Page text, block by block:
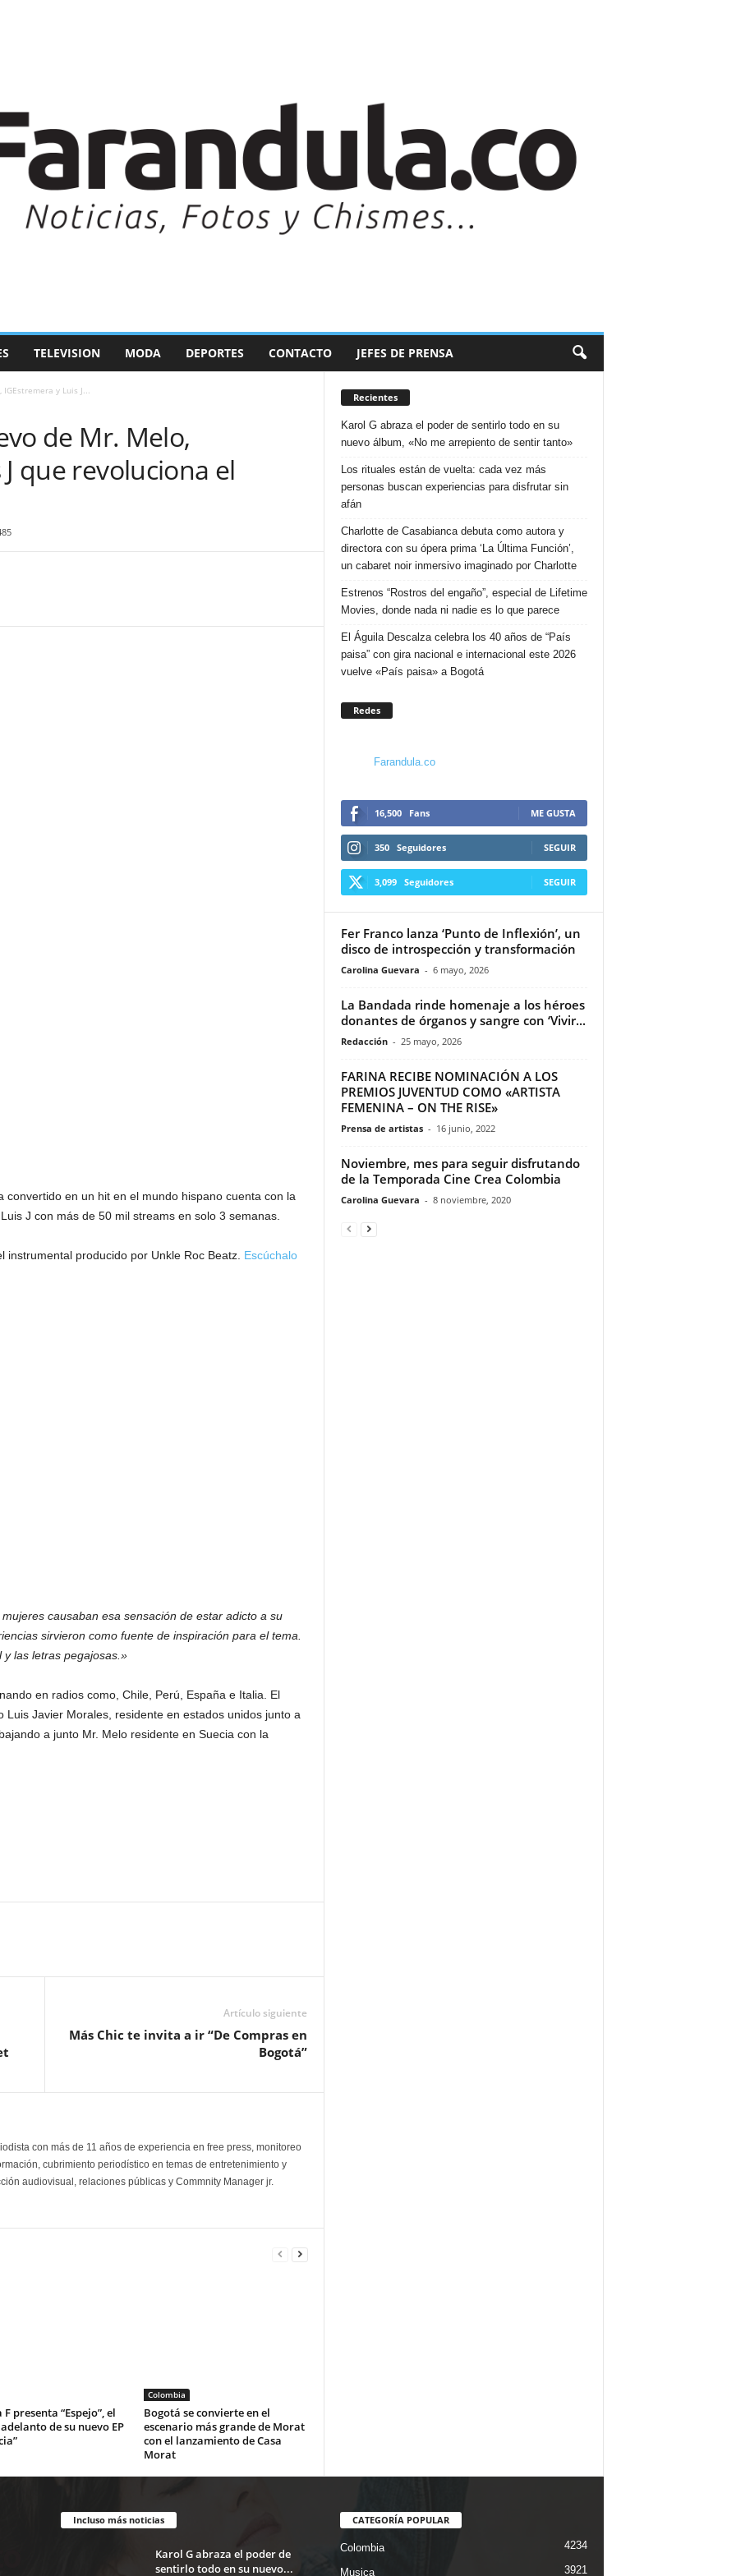
TELEVISION MODA DEPORTES CONTACTO JEFES DE PRENSA
y Luis J...
de Mr. Melo,
que revoluciona el
convertido en un hit en el mundo hispano cuenta con la
J con más de 50 mil streams en solo 3 semanas.
instrumental producido por Unkle Roc Beatz. Escúchalo
causaban esa sensación de estar adicto a su
sirvieron como fuente de inspiración para el tema.
y las letras pegajosas.»
en radios como, Chile, Perú, España e Italia. El
Javier Morales, residente en estados unidos junto a
a junto Mr. Melo residente en Suecia con la
Artículo siguiente
Más Chic te invita a ir “De Compras en
Bogotá”
con más de 11 años de experiencia en free press, monitoreo
cubrimiento periodístico en temas de entretenimiento y
audiovisual, relaciones públicas y Commnity Manager jr.
F presenta “Espejo”, el
de su nuevo EP
Colombia
Bogotá se convierte en el
escenario más grande de Morat
con el lanzamiento de Casa
Morat
Recientes
Karol G abraza el poder de sentirlo todo en su
nuevo álbum, «No me arrepiento de sentir tanto»
Los rituales están de vuelta: cada vez más
personas buscan experiencias para disfrutar sin
afán
Charlotte de Casabianca debuta como autora y
directora con su ópera prima ‘La Última Función’,
un cabaret noir inmersivo imaginado por Charlotte
Estrenos “Rostros del engaño”, especial de Lifetime
Movies, donde nada ni nadie es lo que parece
El Águila Descalza celebra los 40 años de “País
paisa” con gira nacional e internacional este 2026
vuelve «País paisa» a Bogotá
Redes
Farandula.co
16,500 Fans ME GUSTA
350 Seguidores SEGUIR
3,099 Seguidores SEGUIR
Fer Franco lanza ‘Punto de Inflexión’, un
disco de introspección y transformación
Carolina Guevara - 6 mayo, 2026
La Bandada rinde homenaje a los héroes
donantes de órganos y sangre con ‘Vivir...
Redacción - 25 mayo, 2026
FARINA RECIBE NOMINACIÓN A LOS
PREMIOS JUVENTUD COMO «ARTISTA
FEMENINA – ON THE RISE»
Prensa de artistas - 16 junio, 2022
Noviembre, mes para seguir disfrutando
de la Temporada Cine Crea Colombia
Carolina Guevara - 8 noviembre, 2020
Incluso más noticias
Karol G abraza el poder de
sentirlo todo en su nuevo...
CATEGORÍA POPULAR
Colombia 4234
Musica 3921